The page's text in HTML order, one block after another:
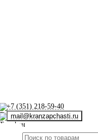
+7 (351) 218-59-40
mail@kranzapchasti.ru